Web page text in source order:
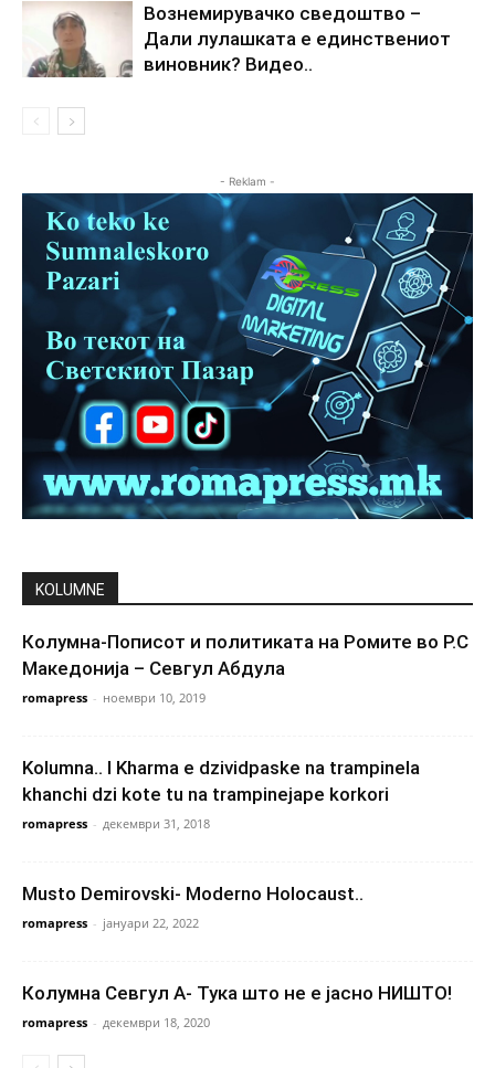
Вознемирувачко сведоштво –
Дали лулашката е единствениот
виновник? Видео..
- Reklam -
KOLUMNE
Колумна-Пописот и политиката на Ромите во Р.С
Македонија – Севгул Абдула
romapress - ноември 10, 2019
Kolumna.. I Kharma e dzividpaske na trampinela
khanchi dzi kote tu na trampinejape korkori
romapress - декември 31, 2018
Musto Demirovski- Moderno Holocaust..
romapress - јануари 22, 2022
Колумна Севгул А- Тука што не е јасно НИШТО!
romapress - декември 18, 2020